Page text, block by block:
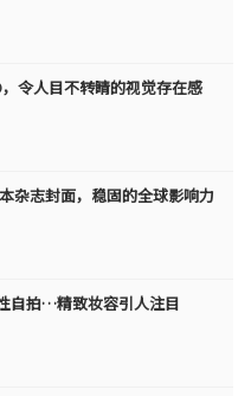
，令人目不转睛的视觉存在感
杂志封面，稳固的全球影响力
自拍…精致妆容引人注目